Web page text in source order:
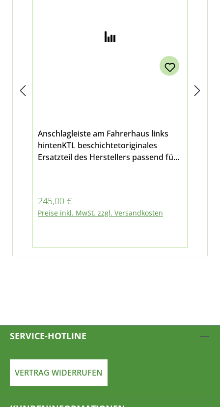
Anschlagleiste am Fahrerhaus links
hintenKTL beschichtetoriginales
Ersatzteil des Herstellers passend für
Regulärer Preis:
245,00 €
Preise inkl. MwSt. zzgl. Versandkosten
SERVICE-HOTLINE
VERTRAG WIDERRUFEN